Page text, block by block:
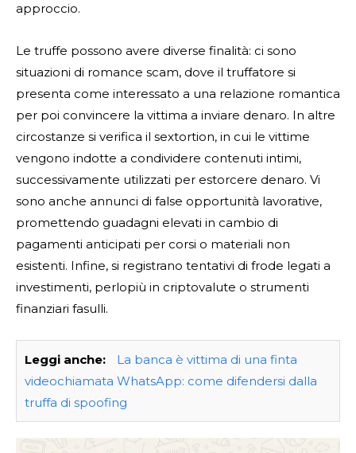
approccio.
Le truffe possono avere diverse finalità: ci sono
situazioni di romance scam, dove il truffatore si
presenta come interessato a una relazione romantica
per poi convincere la vittima a inviare denaro. In altre
circostanze si verifica il sextortion, in cui le vittime
vengono indotte a condividere contenuti intimi,
successivamente utilizzati per estorcere denaro. Vi
sono anche annunci di false opportunità lavorative,
promettendo guadagni elevati in cambio di
pagamenti anticipati per corsi o materiali non
esistenti. Infine, si registrano tentativi di frode legati a
investimenti, perlopiù in criptovalute o strumenti
finanziari fasulli.
Leggi anche:
La banca è vittima di una finta
videochiamata WhatsApp: come difendersi dalla
truffa di spoofing